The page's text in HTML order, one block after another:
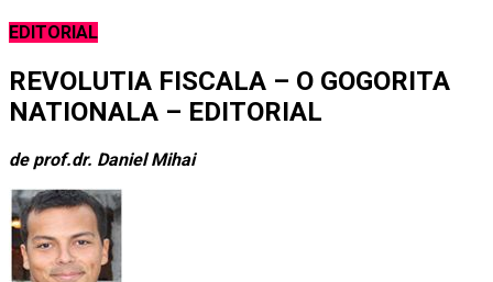
EDITORIAL
REVOLUTIA FISCALA – O GOGORITA
NATIONALA – EDITORIAL
de prof.dr. Daniel Mihai